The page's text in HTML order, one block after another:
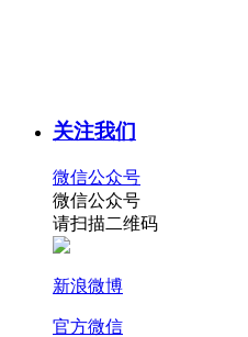
关注我们
微信公众号
微信公众号
请扫描二维码
新浪微博
官方微信